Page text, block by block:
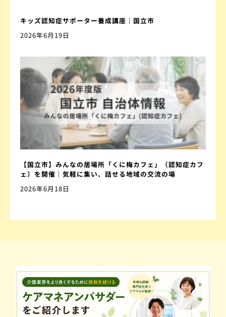
キッズ認知症サポーター養成講座｜国立市
2026年6月19日
【国立市】みんなの居場所「くに梅カフェ」（認知症カフ
ェ）を開催｜気軽に集い、話せる地域の交流の場
2026年6月18日